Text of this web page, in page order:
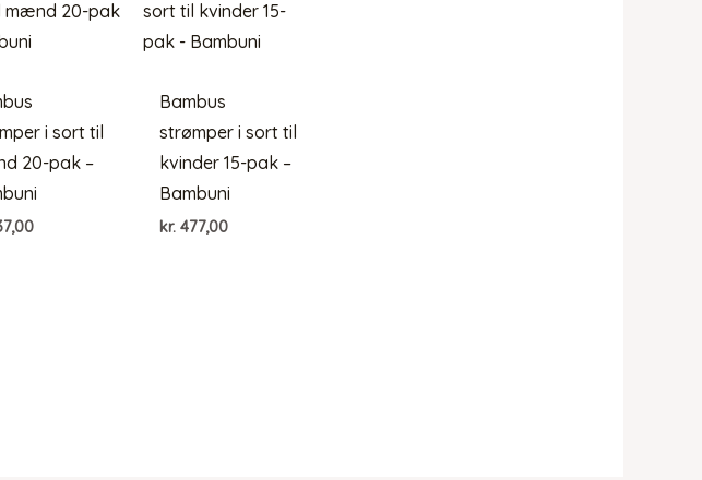
i sort til
20-pak –
Bambus
strømper i sort til
kvinder 15-pak –
Bambuni
kr. 477,00